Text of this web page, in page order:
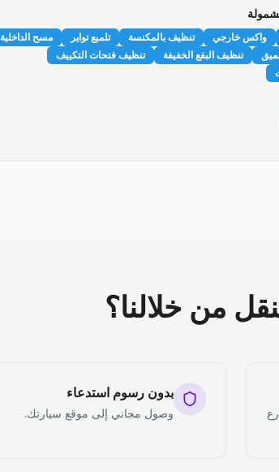
واكس خارجي تنظيف بالمكنسة تلميع تواير
مسح الداخلية
تنظيف البقع الخفيفة
تنظيف فتحات التكييف
من خلالنا؟
بدون رسوم استدعاء
وصول مجاني إلى موقع سيارتك.